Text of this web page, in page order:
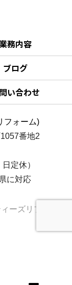
業務内容
ブログ
い合わせ
フォーム)
番地2
定休）
に対応
ーズリフォーム)